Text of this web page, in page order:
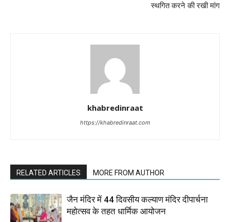
स्थगित करने की रखी मांग
khabredinraat
https://khabredinraat.com
RELATED ARTICLES MORE FROM AUTHOR
जैन मंदिर में 44 दिवसीय कल्याण मंदिर दीपार्चना
महोत्सव के तहत धार्मिक आयोजन